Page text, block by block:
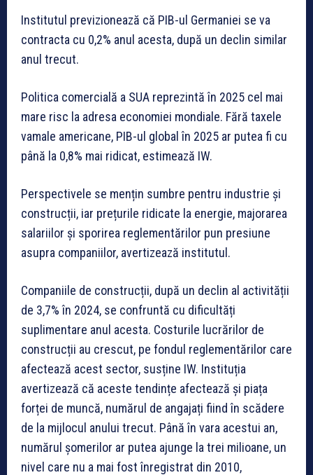
Institutul previzionează că PIB-ul Germaniei se va
contracta cu 0,2% anul acesta, după un declin similar
anul trecut.
Politica comercială a SUA reprezintă în 2025 cel mai
mare risc la adresa economiei mondiale. Fără taxele
vamale americane, PIB-ul global în 2025 ar putea fi cu
până la 0,8% mai ridicat, estimează IW.
Perspectivele se mențin sumbre pentru industrie și
construcții, iar prețurile ridicate la energie, majorarea
salariilor și sporirea reglementărilor pun presiune
asupra companiilor, avertizează institutul.
Companiile de construcții, după un declin al activității
de 3,7% în 2024, se confruntă cu dificultăți
suplimentare anul acesta. Costurile lucrărilor de
construcții au crescut, pe fondul reglementărilor care
afectează acest sector, susține IW. Instituția
avertizează că aceste tendințe afectează și piața
forței de muncă, numărul de angajați fiind în scădere
de la mijlocul anului trecut. Până în vara acestui an,
numărul șomerilor ar putea ajunge la trei milioane, un
nivel care nu a mai fost înregistrat din 2010,